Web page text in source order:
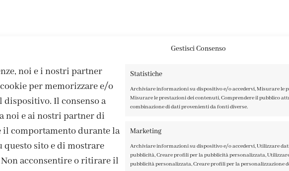
Gestisci Consenso
noi e i nostri partner
per memorizzare e/o
Il consenso a
noi e ai nostri partner di
comportamento durante la
questo sito e di mostrare
acconsentire o ritirare il
Statistiche
Archiviare informazioni su dispositivo e/o accedervi, Misurare le
Misurare le prestazioni dei contenuti, Comprendere il pubblico
combinazione di dati provenienti da fonti diverse.
Marketing
Archiviare informazioni su dispositivo e/o accedervi, Utilizzare
pubblicità, Creare profili per la pubblicità personalizzata,
pubblicità personalizzata, Creare profili per la personalizzazione